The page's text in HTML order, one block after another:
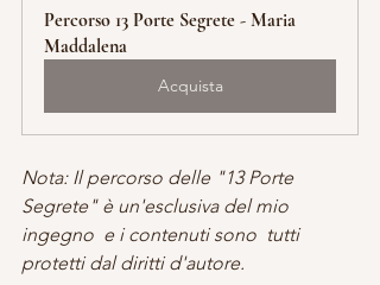
Percorso 13 Porte Segrete - Maria
Maddalena
Acquista
Nota: Il percorso delle "13 Porte
Segrete" è un'esclusiva del mio
ingegno  e i contenuti sono  tutti
protetti dal diritti d'autore.